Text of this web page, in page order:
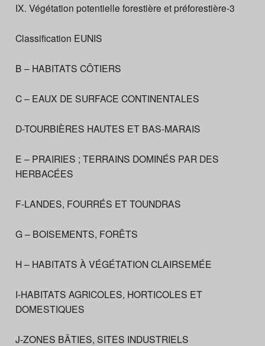
IX. Végétation potentielle forestière et préforestière-3
Classification EUNIS
B – HABITATS CÔTIERS
C – EAUX DE SURFACE CONTINENTALES
D-TOURBIÈRES HAUTES ET BAS-MARAIS
E – PRAIRIES ; TERRAINS DOMINÉS PAR DES
HERBACÉES
F-LANDES, FOURRÉS ET TOUNDRAS
G – BOISEMENTS, FORÊTS
H – HABITATS À VÉGÉTATION CLAIRSEMÉE
I-HABITATS AGRICOLES, HORTICOLES ET
DOMESTIQUES
J-ZONES BÂTIES, SITES INDUSTRIELS